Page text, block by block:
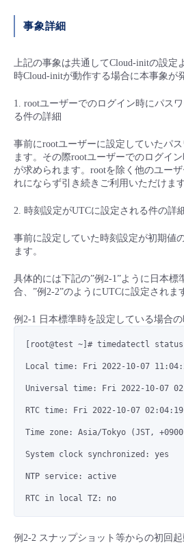
- Flexible Remote Access
- vUTM2
事象詳細
上記の事象は共通してCloud-initの設定
時Cloud-initが動作する場合に本事象が
1. rootユーザーでのログイン時にパス
る件の詳細
事前にrootユーザーに設定していたパ
ます。その際rootユーザーでのログイ
が求められます。rootを除く他のユー
れにならず引き続きご利用いただけます
2. 時刻設定がUTCに設定される件の詳
事前に設定していた時刻設定が初期値
ます。
具体的には下記の”例2-1”ように日本標
合、”例2-2”のようにUTCに設定されま
例2-1 日本標準時を設定している場合
[root@test ~]# timedatectl status
Local time: Fri 2022-10-07
Universal time: Fri 2022-10-07
RTC time: Fri 2022-10-07 02:04:19
Time zone: Asia/Tokyo (JST,
System clock synchronized: yes
NTP service: active
RTC in local TZ: no
例2-2 スナップショット等からの初回